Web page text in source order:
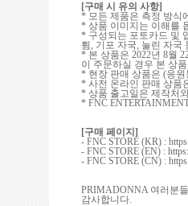
[구매 시 유의 사항]
* 모든 제품은 측정 방식
* 상품 이미지는 이해를
* 구성되는 포토카드 및
튐, 기포 자국, 눌린 자국
* 본 상품은 2022년 8월
이 주문하실 경우 본 상
* 현장 판매 상품은 (응원
* 사전 온라인 판매 상품
* 상품 출고일은 제작처
* FNC
[구매 페이지 ]
- FNC STORE (KR) :
- FNC STORE (EN) :
- FNC STORE (CN) :
PRIMADONNA 여러분
감사합니다.